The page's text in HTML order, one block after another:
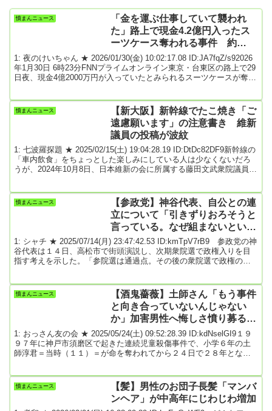
憤まんニュース
「金を運ぶ仕事していて襲われ
た」路上で現金4.2億円入ったス
ーツケース奪われる事件 約
100m離れた路上でもひき逃げ
1: 夜のけいちゃん ★ 2026/01/30(金) 10:02:17.08 ID:JA7fqZ/s92026
年1月30日 6時23分FNNプライムオンライン東京・台東区の路上で29
日夜、現金4億2000万円が入っていたとみられるスーツケースが奪わ
レーのようなものを吹きかけられ、車に積み込んでいたスーツケー
ス3個を奪われました。襲った3人は車で逃走しています。襲われた5
憤まんニュース
【新大阪】新幹線でたこ焼き「ご
遠慮願います」の注意書き 維新
議員の投稿が波紋
1: 七波羅探題 ★ 2025/02/15(土) 19:04:28.19 ID:DtDc82DF9新幹線の
「車内飲食」をちょっとした楽しみにしている人は少なくないだろ
うが、2024年10月8日、日本維新の会に所属する藤田文武衆院議員が
のは、新幹線のテーブルにたこやきを広げている写真。このポスト
にXユーザーたちから批判が寄せられた。「新幹線で食うなっつーの
憤まんニュース
【参政党】神谷代表、自公との連
立について「引きずりおろそうと
言っている。なぜ組まないといけ
ないのか。延命はしない」
1: シャチ ★ 2025/07/14(月) 23:47:42.53 ID:kmTpV7rB9 参政党の神
谷代表は１４日、高松市で街頭演説し、次期衆院選で政権入りを目
指す考えを示した。「参院選は通過点。その後の衆院選で政権の一
党の連立政権については「引きずりおろそうと言っている。なぜ組
まないといけないのか。延命するようなことを我々はするはずもな
い」と強調した。連立相手について「...
憤まんニュース
【酒鬼薔薇】土師さん「もう事件
と向き合っていないんじゃない
か」加害男性へ悔しさ憤り募る
神戸連続児童殺傷28年
1: おっさん友の会 ★ 2025/05/24(土) 09:52:28.39 ID:kdNselGI9１９
９７年に神戸市須磨区で起きた連続児童殺傷事件で、小学６年の土
師淳君＝当時（１１）＝が命を奪われてから２４日で２８年となる
途絶えて８年が過ぎ、悔しさ、やるせなさ、憤りが募る。事件を思
い出さない日はなく、「なぜ私たちの子どもが命を奪われなければ
いけなかったのか」と今も真相を探し...
憤まんニュース
【髪】男性のお団子長髪「マンバ
ンヘア」が中高年にじわじわ増加